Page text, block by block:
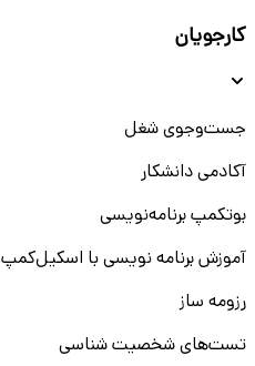
کارجویان
جست‌و‌جوی شغل
آکادمی دانشکار
بوتکمپ برنامه‌نویسی
آموزش برنامه نویسی با اسکیل‌کمپ
رزومه ساز
تست‌های شخصیت شناسی